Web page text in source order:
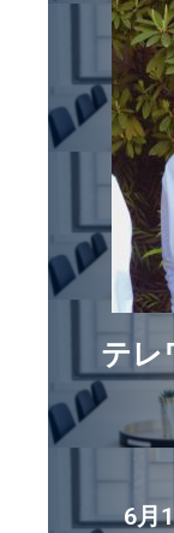
テレ
6月